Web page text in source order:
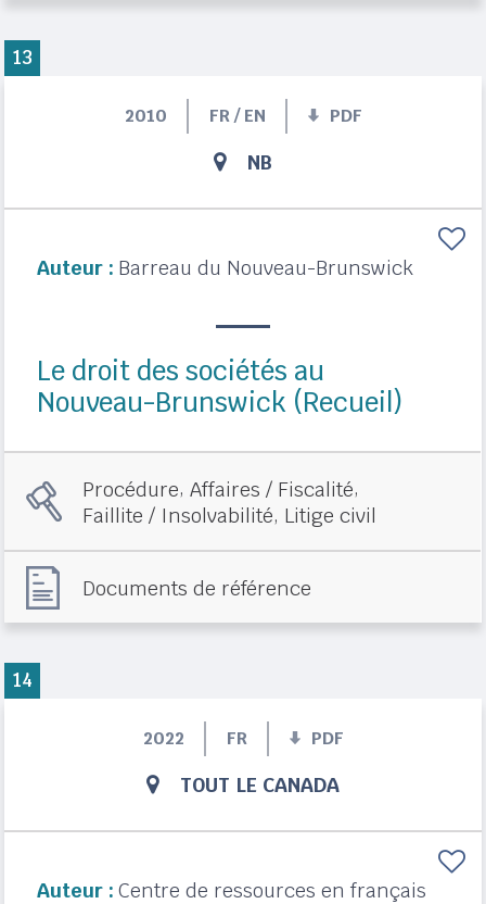
2010 FR / EN PDF
NB
Auteur : Barreau du Nouveau-Brunswick
Le droit des sociétés au
Nouveau-Brunswick (Recueil)
Procédure, Affaires / Fiscalité,
Faillite / Insolvabilité, Litige civil
Documents de référence
13
2022 FR PDF
TOUT LE CANADA
Auteur : Centre de ressources en français
14